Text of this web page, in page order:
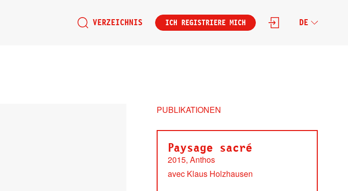
VERZEICHNIS ICH REGISTRIERE MICH DE
PUBLIKATIONEN
Paysage sacré
2015, Anthos
avec Klaus Holzhausen